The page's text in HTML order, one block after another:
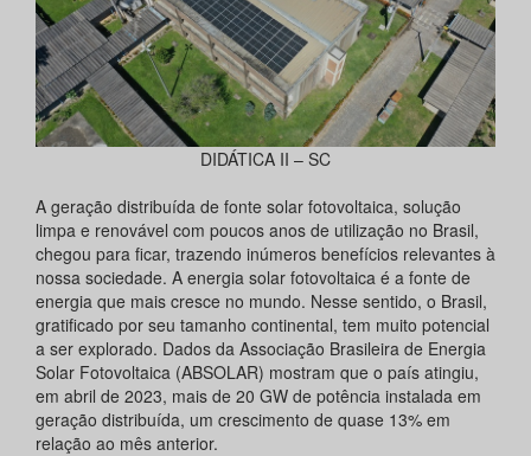
DIDÁTICA II – SC
A geração distribuída de fonte solar fotovoltaica, solução
limpa e renovável com poucos anos de utilização no Brasil,
chegou para ficar, trazendo inúmeros benefícios relevantes à
nossa sociedade. A energia solar fotovoltaica é a fonte de
energia que mais cresce no mundo. Nesse sentido, o Brasil,
gratificado por seu tamanho continental, tem muito potencial
a ser explorado. Dados da Associação Brasileira de Energia
Solar Fotovoltaica (ABSOLAR) mostram que o país atingiu,
em abril de 2023, mais de 20 GW de potência instalada em
geração distribuída, um crescimento de quase 13% em
relação ao mês anterior.